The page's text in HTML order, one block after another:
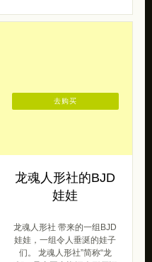
龙魂人形社的BJD
娃娃
龙魂人形社 带来的一组BJD
娃娃，一组令人垂涎的娃子
们。 龙魂人形社”简称“龙
去购买